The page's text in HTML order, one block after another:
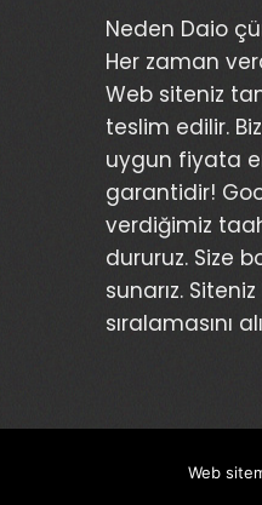
Neden Daio
Her zaman
Web siteniz
teslim edilir.
uygun fiyata
garantidir!
verdiğimiz
dururuz. Size
sunarız.
sıralamasını
Web